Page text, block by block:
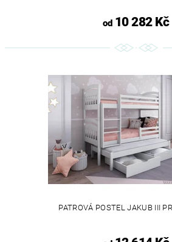
od10 282 Kč
PATROVÁ POSTEL JAKUB III